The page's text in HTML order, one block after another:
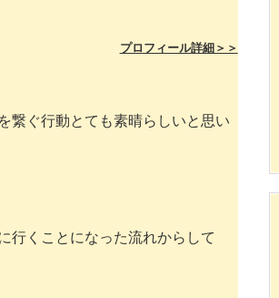
プロフィール詳細＞＞
繋ぐ行動とても素晴らしいと思い
行くことになった流れからして